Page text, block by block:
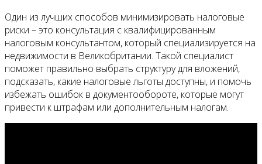
Один из лучших способов минимизировать налоговые
риски – это консультация с квалифицированным
налоговым консультантом, который специализируется на
недвижимости в Великобритании. Такой специалист
поможет правильно выбрать структуру для вложений,
подсказать, какие налоговые льготы доступны, и помочь
избежать ошибок в документообороте, которые могут
привести к штрафам или дополнительным налогам.